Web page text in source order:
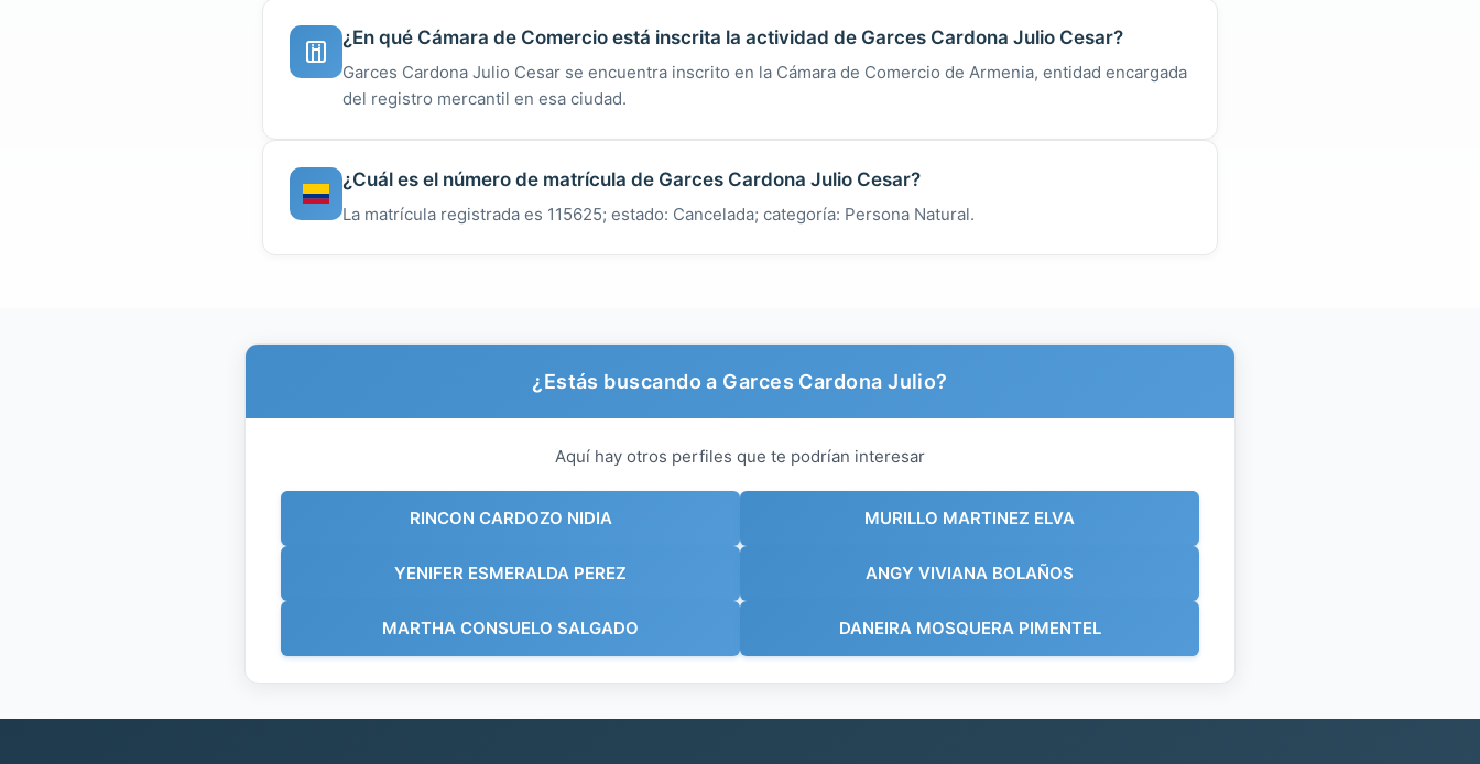
¿En qué Cámara de Comercio está inscrita la actividad de Garces Cardona Julio Cesar?
Garces Cardona Julio Cesar se encuentra inscrito en la Cámara de Comercio de Armenia, entidad encargada
del registro mercantil en esa ciudad.
¿Cuál es el número de matrícula de Garces Cardona Julio Cesar?
La matrícula registrada es 115625; estado: Cancelada; categoría: Persona Natural.
¿Estás buscando a Garces Cardona Julio?
Aquí hay otros perfiles que te podrían interesar
RINCON CARDOZO NIDIA
YENIFER ESMERALDA PEREZ
MARTHA CONSUELO SALGADO
MURILLO MARTINEZ ELVA
ANGY VIVIANA BOLAÑOS
DANEIRA MOSQUERA PIMENTEL